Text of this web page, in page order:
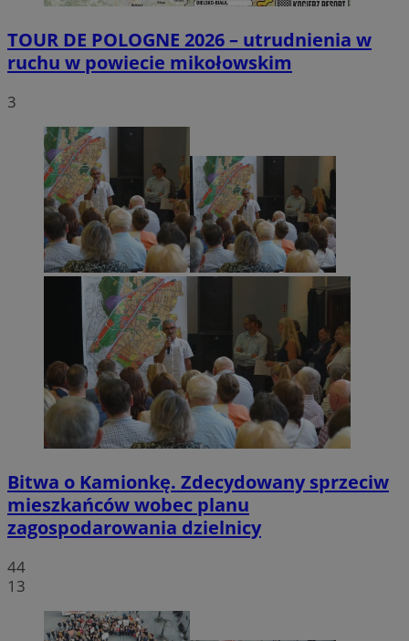
TOUR DE POLOGNE 2026 – utrudnienia w
ruchu w powiecie mikołowskim
3
Bitwa o Kamionkę. Zdecydowany sprzeciw
mieszkańców wobec planu
zagospodarowania dzielnicy
44
13